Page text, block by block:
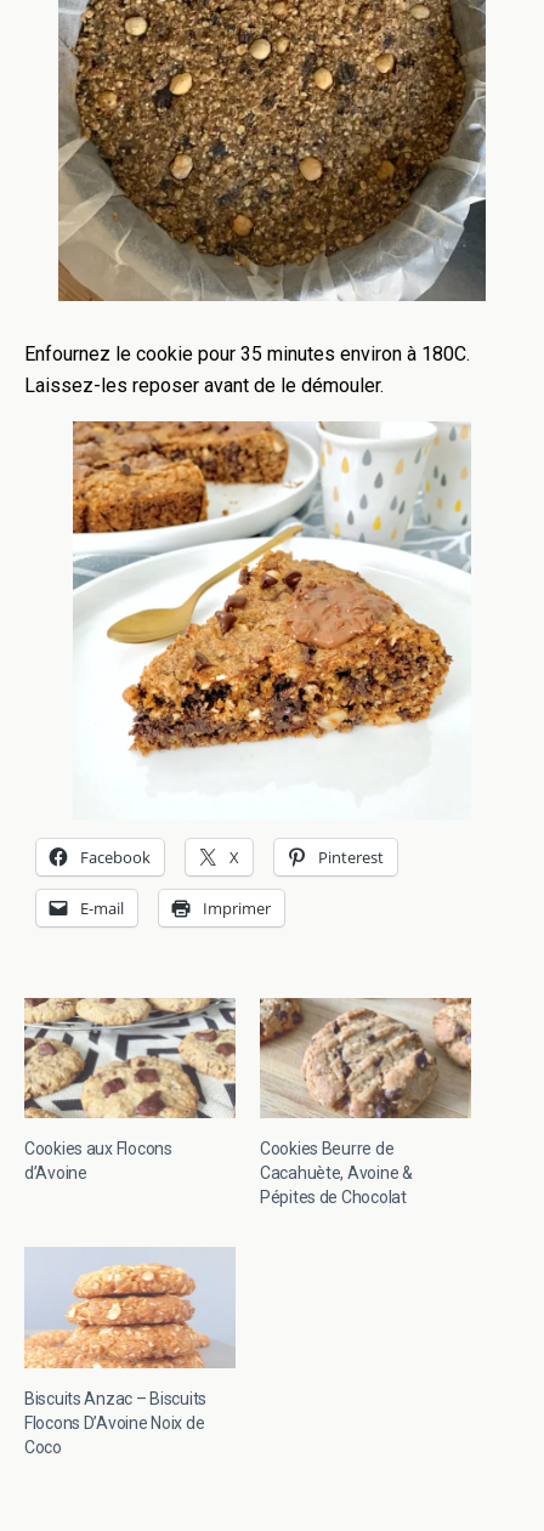
Enfournez le cookie pour 35 minutes environ à 180C.
Laissez-les reposer avant de le démouler.
Facebook X Pinterest
E-mail Imprimer
Cookies aux Flocons
d’Avoine
Cookies Beurre de
Cacahuète, Avoine &
Pépites de Chocolat
Biscuits Anzac – Biscuits
Flocons D’Avoine Noix de
Coco